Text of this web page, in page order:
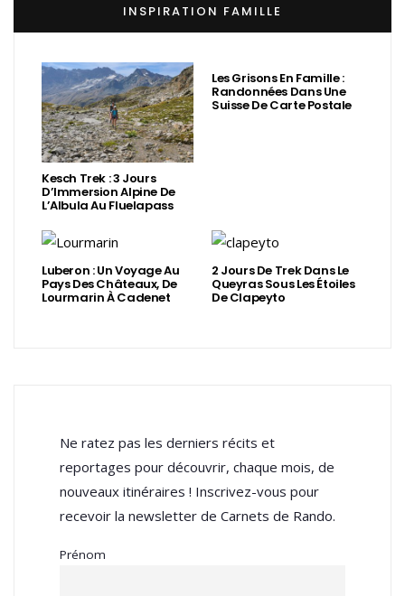
INSPIRATION FAMILLE
Kesch Trek : 3 Jours
D’Immersion Alpine De
L’Albula Au Fluelapass
Les Grisons En Famille :
Randonnées Dans Une
Suisse De Carte Postale
Luberon : Un Voyage Au
Pays Des Châteaux, De
Lourmarin À Cadenet
2 Jours De Trek Dans Le
Queyras Sous Les Étoiles
De Clapeyto
Ne ratez pas les derniers récits et
reportages pour découvrir, chaque mois, de
nouveaux itinéraires ! Inscrivez-vous pour
recevoir la newsletter de Carnets de Rando.
Prénom